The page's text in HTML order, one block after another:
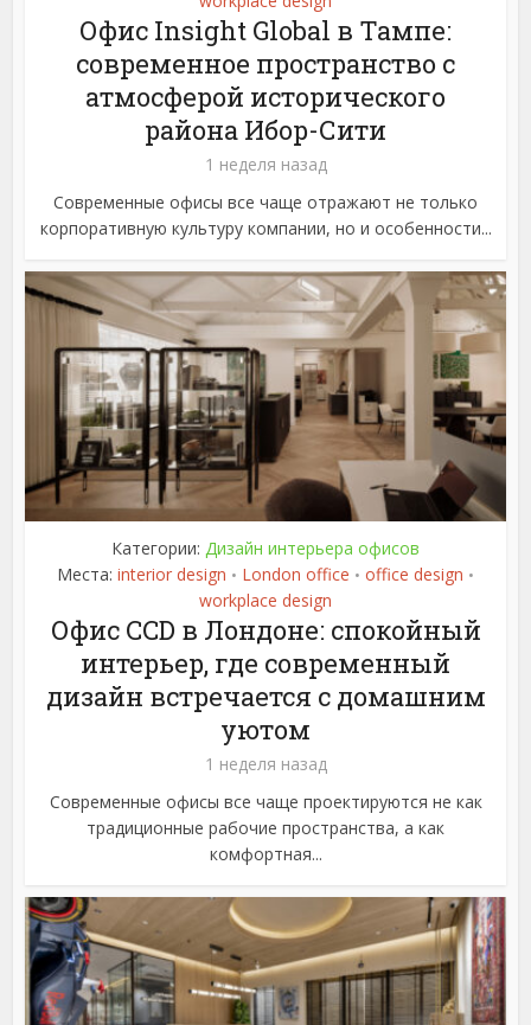
Офис Insight Global в Тампе:
современное пространство с
атмосферой исторического
района Ибор-Сити
1 неделя назад
Современные офисы все чаще отражают не только
корпоративную культуру компании, но и особенности...
Категории: Дизайн интерьера офисов
Места: interior design • London office • office design •
workplace design
Офис CCD в Лондоне: спокойный
интерьер, где современный
дизайн встречается с домашним
уютом
1 неделя назад
Современные офисы все чаще проектируются не как
традиционные рабочие пространства, а как
комфортная...